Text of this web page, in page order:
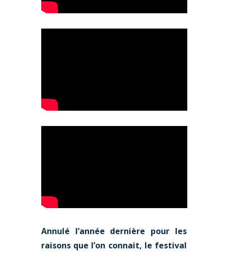
Annulé l’année dernière pour les
raisons que l’on connait, le festival